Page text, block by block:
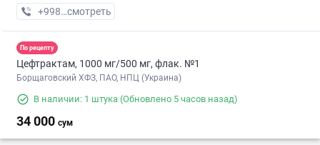
+998 (77) XXX-XX-XX
смотреть
По рецепту
Цефтрактам, 1000 мг/500 мг, флак. №1
Борщаговский ХФЗ, ПАО, НПЦ (Украина)
В наличии: 1 штука (Обновлено 5 часов назад)
34 000 сум